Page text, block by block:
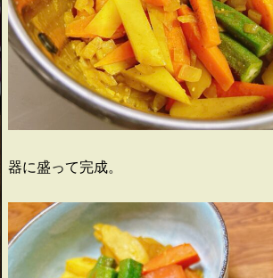
器に盛って完成。